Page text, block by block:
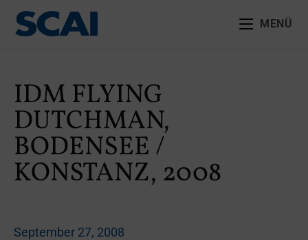
MENÜ
IDM FLYING
DUTCHMAN,
BODENSEE /
KONSTANZ, 2008
September 27, 2008